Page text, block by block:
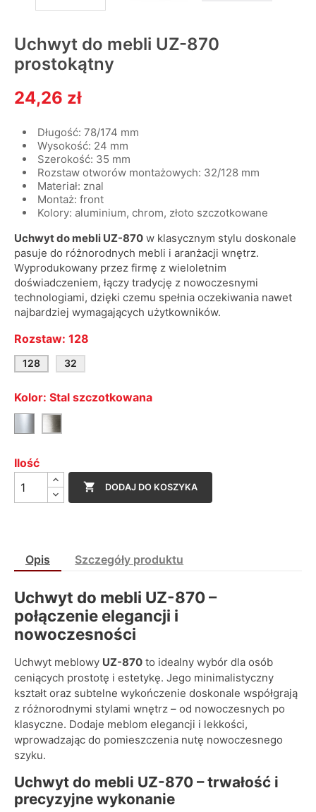
Uchwyt do mebli UZ-870
prostokątny
24,26 zł
Długość: 78/174 mm
Wysokość: 24 mm
Szerokość: 35 mm
Rozstaw otworów montażowych: 32/128 mm
Materiał: znal
Montaż: front
Kolory: aluminium, chrom, złoto szczotkowane
Uchwyt do mebli UZ-870 w klasycznym stylu doskonale
pasuje do różnorodnych mebli i aranżacji wnętrz.
Wyprodukowany przez firmę z wieloletnim
doświadczeniem, łączy tradycję z nowoczesnymi
technologiami, dzięki czemu spełnia oczekiwania nawet
najbardziej wymagających użytkowników.
Rozstaw: 128
128 32
Kolor: Stal szczotkowana
Aluminium
Stal
szczotkowana
Ilość
 DODAJ DO KOSZYKA
Opis Szczegóły produktu
Uchwyt do mebli UZ-870 –
połączenie elegancji i
nowoczesności
Uchwyt meblowy UZ-870 to idealny wybór dla osób
ceniących prostotę i estetykę. Jego minimalistyczny
kształt oraz subtelne wykończenie doskonale współgrają
z różnorodnymi stylami wnętrz – od nowoczesnych po
klasyczne. Dodaje meblom elegancji i lekkości,
wprowadzając do pomieszczenia nutę nowoczesnego
szyku.
Uchwyt do mebli UZ-870 – trwałość i
precyzyjne wykonanie